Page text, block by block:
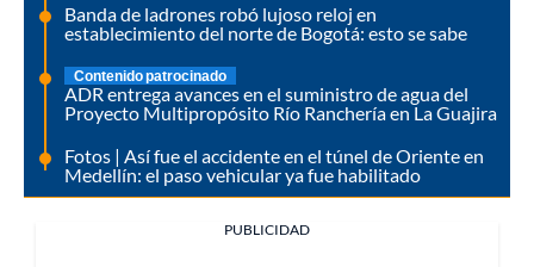
Banda de ladrones robó lujoso reloj en
establecimiento del norte de Bogotá: esto se sabe
Contenido patrocinado
ADR entrega avances en el suministro de agua del
Proyecto Multipropósito Río Ranchería en La Guajira
Fotos | Así fue el accidente en el túnel de Oriente en
Medellín: el paso vehicular ya fue habilitado
PUBLICIDAD